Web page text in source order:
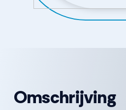
Omschrijving